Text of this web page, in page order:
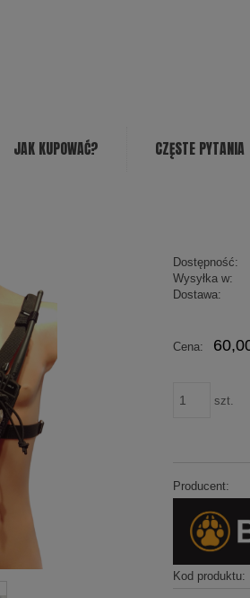
JAK KUPOWAĆ? CZĘSTE PYTANIA
Dostępność:
Wysyłka w:
Dostawa:
Cena:
szt.
Producent:
Kod produktu: